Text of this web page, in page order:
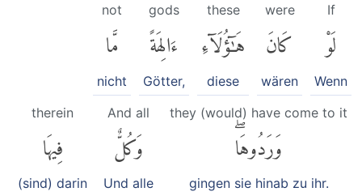
If
لَوْ
Wenn
were
كَانَ
wären
these
هَٰٓؤُلَآءِ
diese
gods
ءَالِهَةً
Götter,
not
مَّا
nicht
they (would) have come to it
وَرَدُوهَاۖ
gingen sie hinab zu ihr.
And all
وَكُلٌّ
Und alle
therein
فِيهَا
(sind) darin